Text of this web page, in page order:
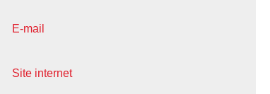
E-mail
Site internet